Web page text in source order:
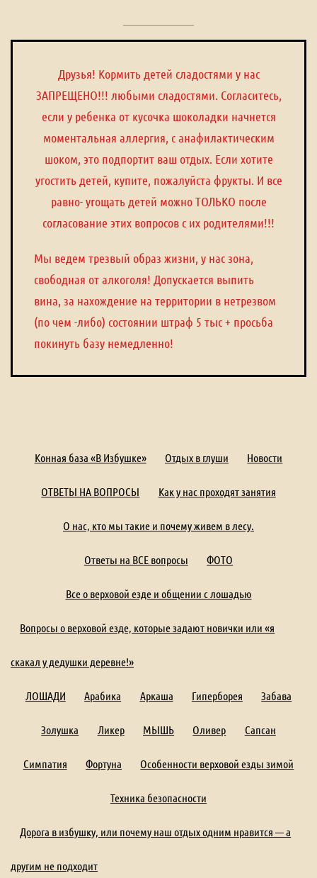
Друзья! Кормить детей сладостями у нас
ЗАПРЕЩЕНО!!! любыми сладостями. Согласитесь,
если у ребенка от кусочка шоколадки начнется
моментальная аллергия, с анафилактическим
шоком, это подпортит ваш отдых. Если хотите
угостить детей, купите, пожалуйста фрукты. И все
равно- угощать детей можно ТОЛЬКО после
согласование этих вопросов с их родителями!!!
Мы ведем трезвый образ жизни, у нас зона,
свободная от алкоголя! Допускается выпить
вина, за нахождение на территории в нетрезвом
(по чем -либо) состоянии штраф 5 тыс + просьба
покинуть базу немедленно!
Конная база «В Избушке» Отдых в глуши Новости
ОТВЕТЫ НА ВОПРОСЫ Как у нас проходят занятия
О нас, кто мы такие и почему живем в лесу.
Ответы на ВСЕ вопросы ФОТО
Все о верховой езде и общении с лошадью
Вопросы о верховой езде, которые задают новички или «я
скакал у дедушки деревне!»
ЛОШАДИ Арабика Аркаша Гиперборея Забава
Золушка Ликер МЫШЬ Оливер Сапсан
Симпатия Фортуна Особенности верховой езды зимой
Техника безопасности
Дорога в избушку, или почему наш отдых одним нравится — а
другим не подходит